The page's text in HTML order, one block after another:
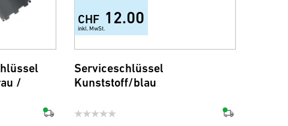
/
CHF 12.00
inkl. MwSt.
Serviceschlüssel
Kunststoff/blau